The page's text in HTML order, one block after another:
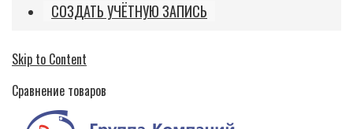
СОЗДАТЬ УЧЁТНУЮ ЗАПИСЬ
Skip to Content
Сравнение товаров